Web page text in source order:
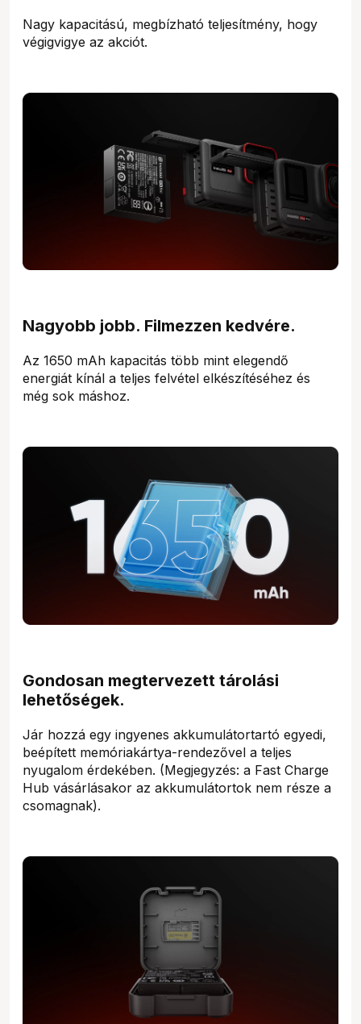
Nagy kapacitású, megbízható teljesítmény, hogy
végigvigye az akciót.
Nagyobb jobb. Filmezzen kedvére.
Az 1650 mAh kapacitás több mint elegendő
energiát kínál a teljes felvétel elkészítéséhez és
még sok máshoz.
Gondosan megtervezett tárolási
lehetőségek.
Jár hozzá egy ingyenes akkumulátortartó egyedi,
beépített memóriakártya-rendezővel a teljes
nyugalom érdekében. (Megjegyzés: a Fast Charge
Hub vásárlásakor az akkumulátortok nem része a
csomagnak).